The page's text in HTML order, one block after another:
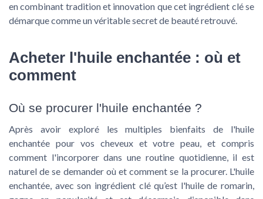
en combinant tradition et innovation que cet ingrédient clé se
démarque comme un véritable secret de beauté retrouvé.
Acheter l'huile enchantée : où et
comment
Où se procurer l'huile enchantée ?
Après avoir exploré les multiples bienfaits de l'huile
enchantée pour vos cheveux et votre peau, et compris
comment l'incorporer dans une routine quotidienne, il est
naturel de se demander où et comment se la procurer. L'huile
enchantée, avec son ingrédient clé qu’est l'huile de romarin,